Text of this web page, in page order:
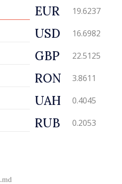
EUR 19.6237
USD 16.6982
GBP 22.5125
RON 3.8611
UAH 0.4045
RUB 0.2053